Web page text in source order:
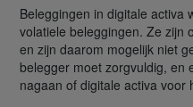
Beleggingen in digitale activa
volatiele beleggingen. Ze zijn
en zijn daarom mogelijk niet
belegger moet zorgvuldig, en
nagaan of digitale activa voor